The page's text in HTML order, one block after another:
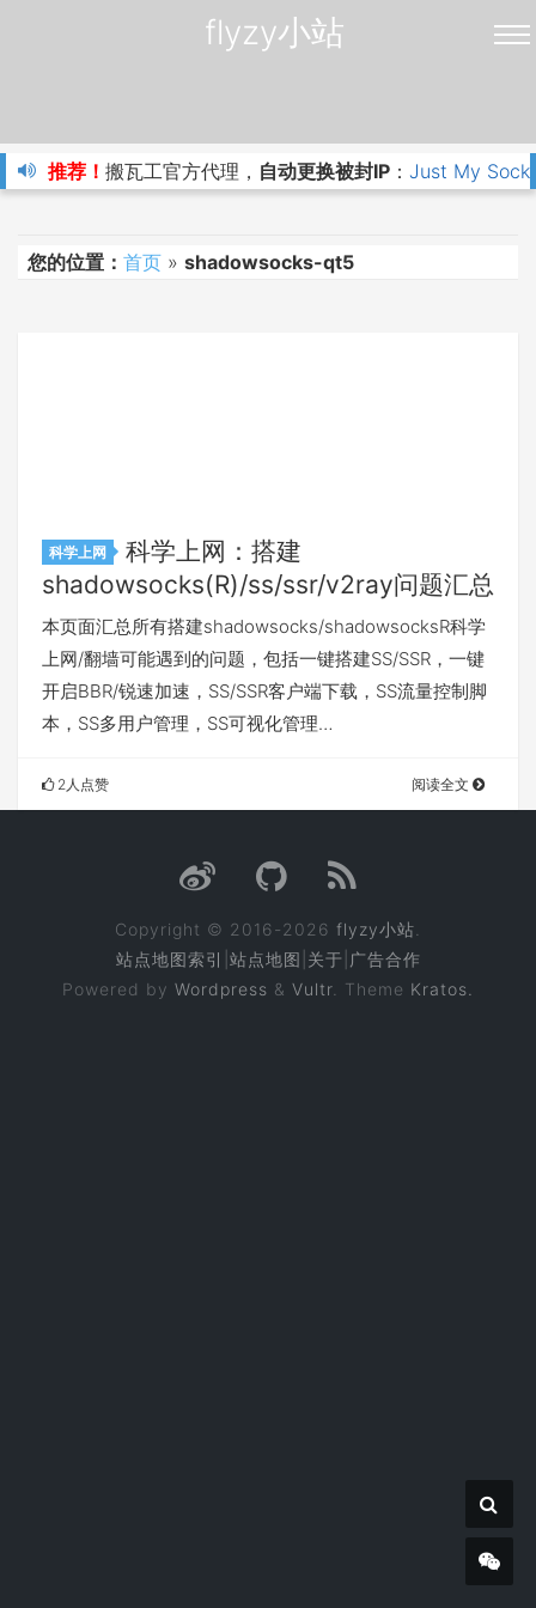
flyzy小站
推荐！ 搬瓦工官方代理， 自动更换被封IP ： Just My
您的位置： 首页 » shadowsocks-qt5
科学上网
科学上网：搭建
shadowsocks(R)/ss/ssr/v2ray问题汇总
本页面汇总所有搭建shadowsocks/shadowsocksR科学
上网/翻墙可能遇到的问题，包括一键搭建SS/SSR，一键
开启BBR/锐速加速，SS/SSR客户端下载，SS流量控制脚
本，SS多用户管理，SS可视化管理…
2人点赞 阅读全文
Copyright © 2016-2026 flyzy小站
站点地图索引 站点地图 关于 广告合作
Powered by Wordpress & Vultr . Theme Kratos.